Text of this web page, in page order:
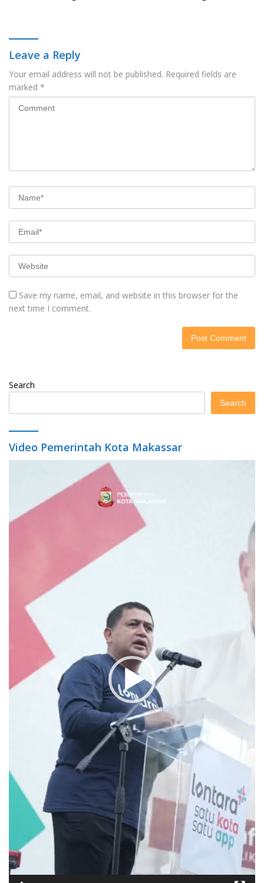
Leave a Reply
Your email address will not be published. Required fields are
marked *
Save my name, email, and website in this browser for the
next time I comment.
Search
Search
Video Pemerintah Kota Makassar